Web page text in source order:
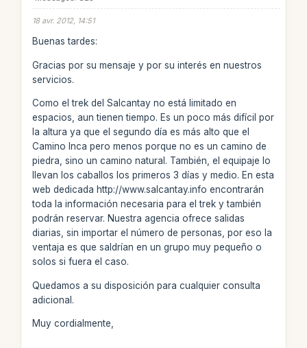
18 avr. 2012, 14:51
Buenas tardes:
Gracias por su mensaje y por su interés en nuestros
servicios.
Como el trek del Salcantay no está limitado en
espacios, aun tienen tiempo. Es un poco más difícil por
la altura ya que el segundo día es más alto que el
Camino Inca pero menos porque no es un camino de
piedra, sino un camino natural. También, el equipaje lo
llevan los caballos los primeros 3 días y medio. En esta
web dedicada http://www.salcantay.info encontrarán
toda la información necesaria para el trek y también
podrán reservar. Nuestra agencia ofrece salidas
diarias, sin importar el número de personas, por eso la
ventaja es que saldrían en un grupo muy pequeño o
solos si fuera el caso.
Quedamos a su disposición para cualquier consulta
adicional.
Muy cordialmente,